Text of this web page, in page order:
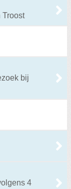
Troost
bij
4